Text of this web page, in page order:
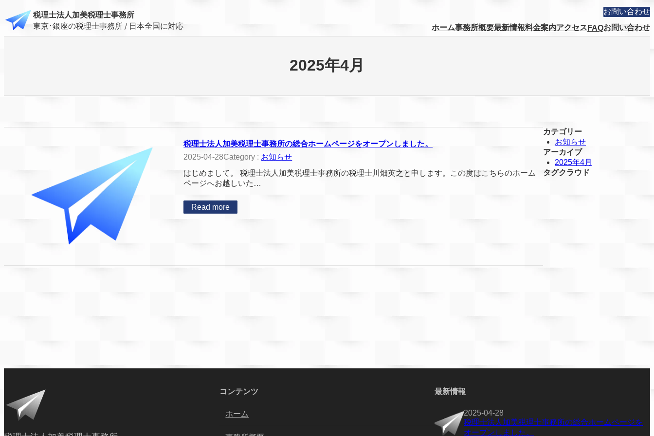
容
ス
税理士法人加美税理士事務所
東京･銀座の税理士事務所 / 日本全国に対応
お問い合わせ
ホーム事務所概要最新情報料金案内アクセス FAQお問い合わせ
2025年4月
税理士法人加美税理士事務所の総合ホームページをオープンしました。
2025-04-28Category : お知らせ
はじめまして。 税理士法人加美税理士事務所の税理士川畑英之と申します。この度はこちらのホーム
ページへお越しいた…
Read more
カテゴリー
お知らせ
アーカイブ
2025年4月
タグクラウド
コンテンツ
ホーム
最新情報
2025-04-28
税理士法人加美税理士事務所の総合ホームページを
オープンしました。